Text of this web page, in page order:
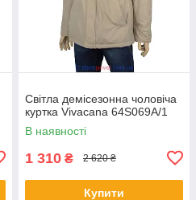
Світла демісезонна чоловіча
куртка Vivacana 64S069A/1
В наявності
1 310 ₴ 2 620 ₴
Купити